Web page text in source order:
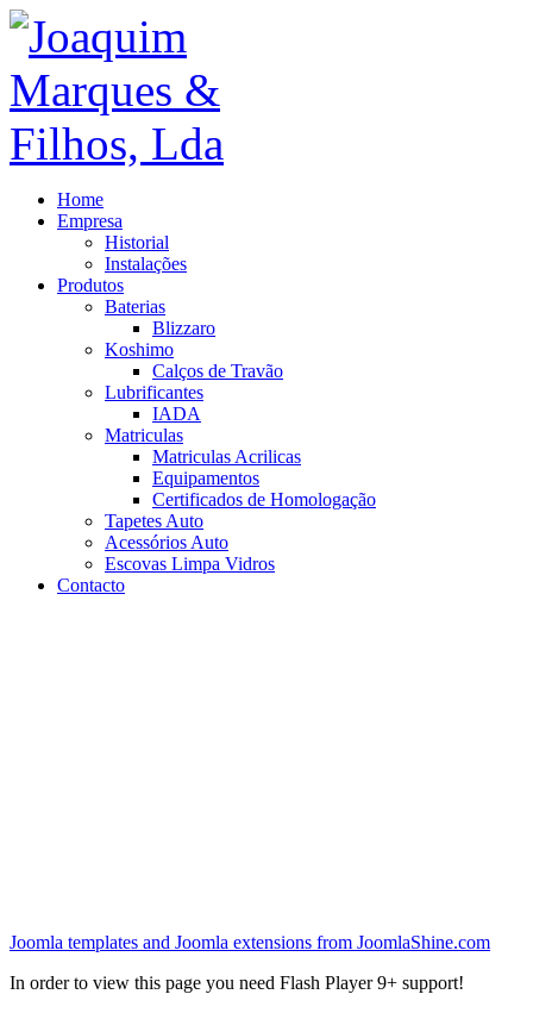
Home
Empresa
Historial
Instalações
Produtos
Baterias
Blizzaro
Koshimo
Calços de Travão
Lubrificantes
IADA
Matriculas
Matriculas Acrilicas
Equipamentos
Certificados de Homologação
Tapetes Auto
Acessórios Auto
Escovas Limpa Vidros
Contacto
Joomla templates and Joomla extensions from JoomlaShine.com
In order to view this page you need Flash Player 9+ support!